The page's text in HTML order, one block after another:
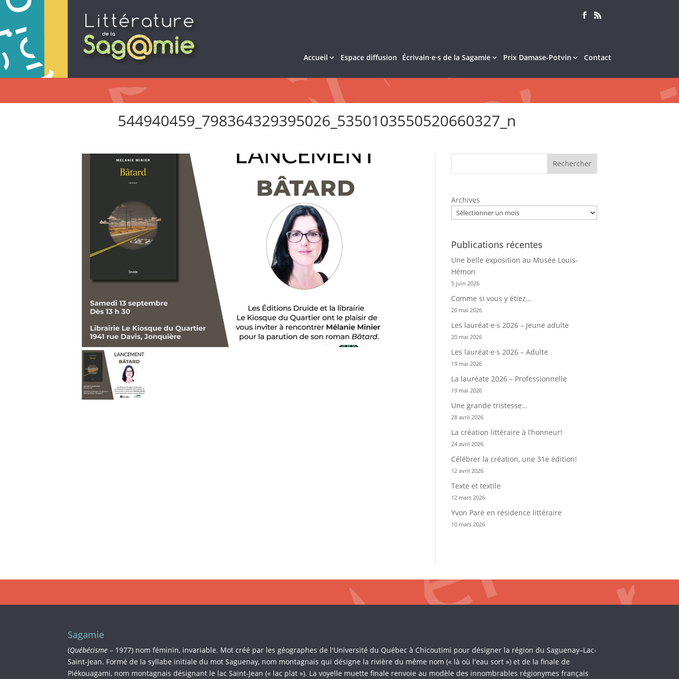
Accueil Espace diffusion Écrivain·e·s de la Sagamie Prix Damase-Potvin Contact
544940459_798364329395026_5350103550520660327_n
Rechercher
Archives
Publications récentes
Une belle exposition au Musée Louis-
Hémon
5 juin 2026
Comme si vous y étiez…
20 mai 2026
Les lauréat·e·s 2026 – Jeune adulte
20 mai 2026
Les lauréat·e·s 2026 – Adulte
19 mai 2026
La lauréate 2026 – Professionnelle
19 mai 2026
Une grande tristesse…
28 avril 2026
La création littéraire à l’honneur!
24 avril 2026
Célébrer la création, une 31e édition!
12 avril 2026
Texte et textile
12 mars 2026
Yvon Paré en résidence littéraire
10 mars 2026
Sagamie
(Québécisme– 1977) nom féminin, invariable. Mot créé par les géographes de l'Université du Québec à Chicoutimi pour désigner la région du Saguenay–Lac-
Saint-Jean. Formé de la syllabe initiale du mot Saguenay, nom montagnais qui désigne la rivière du même nom (« là où l'eau sort ») et de la finale de
Piékouagami, nom montagnais désignant le lac Saint-Jean (« lac plat »). La voyelle muette finale renvoie au modèle des innombrables régionymes français